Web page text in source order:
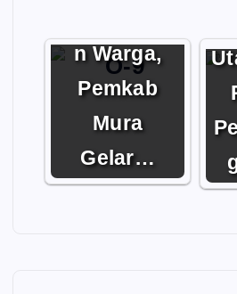
n Warga,
Pemkab
Mura
Gelar…